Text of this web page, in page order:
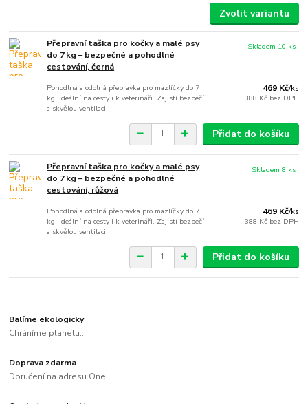
Zvolit variantu
Přepravní taška pro kočky a malé psy
do 7 kg – bezpečné a pohodlné
cestování, černá
Pohodlná a odolná přepravka pro mazlíčky do 7
kg. Ideální na cesty i k veterináři. Zajistí bezpečí
a skvělou ventilaci.
469 Kč/ks
388 Kč bez DPH
Skladem 10 ks
Přidat do košíku
Přepravní taška pro kočky a malé psy
do 7 kg – bezpečné a pohodlné
cestování, růžová
Pohodlná a odolná přepravka pro mazlíčky do 7
kg. Ideální na cesty i k veterináři. Zajistí bezpečí
a skvělou ventilaci.
469 Kč/ks
388 Kč bez DPH
Skladem 8 ks
Přidat do košíku
Balíme ekologicky
Chráníme planetu...
Doprava zdarma
Doručení na adresu One...